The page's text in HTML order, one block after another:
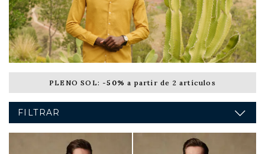
PLENO SOL: -50% a partir de 2 artículos
FILTRAR